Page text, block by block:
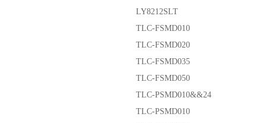
LY8212SLT
TLC-FSMD010
TLC-FSMD020
TLC-FSMD035
TLC-FSMD050
TLC-PSMD010&&24
TLC-PSMD010